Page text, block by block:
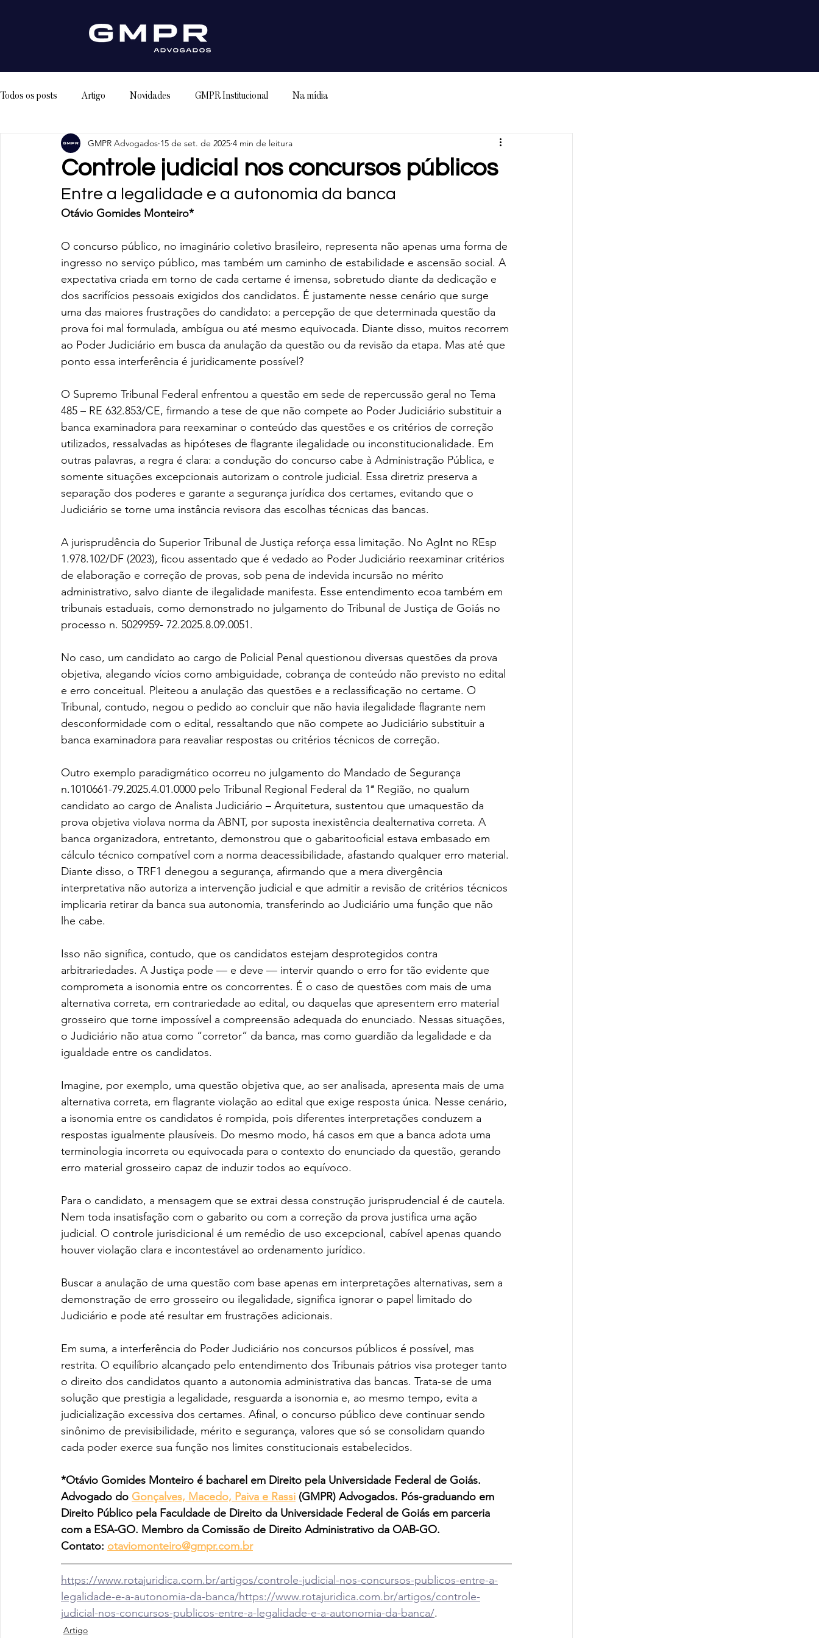
Todos os posts Artigo Novidades GMPR Institucional Na mídia
Controle judicial nos concursos públicos
GMPR Advogados 15 de set. de 2025 4 min de leitura
Entre a legalidade e a autonomia da banca
Otávio Gomides Monteiro*
O concurso público, no imaginário coletivo brasileiro, representa não apenas uma forma de
ingresso no serviço público, mas também um caminho de estabilidade e ascensão social. A
expectativa criada em torno de cada certame é imensa, sobretudo diante da dedicação e
dos sacrifícios pessoais exigidos dos candidatos. É justamente nesse cenário que surge
uma das maiores frustrações do candidato: a percepção de que determinada questão da
prova foi mal formulada, ambígua ou até mesmo equivocada. Diante disso, muitos recorrem
ao Poder Judiciário em busca da anulação da questão ou da revisão da etapa. Mas até que
ponto essa interferência é juridicamente possível?
O Supremo Tribunal Federal enfrentou a questão em sede de repercussão geral no Tema
485 – RE 632.853/CE, firmando a tese de que não compete ao Poder Judiciário substituir a
banca examinadora para reexaminar o conteúdo das questões e os critérios de correção
utilizados, ressalvadas as hipóteses de flagrante ilegalidade ou inconstitucionalidade. Em
outras palavras, a regra é clara: a condução do concurso cabe à Administração Pública, e
somente situações excepcionais autorizam o controle judicial. Essa diretriz preserva a
separação dos poderes e garante a segurança jurídica dos certames, evitando que o
Judiciário se torne uma instância revisora das escolhas técnicas das bancas.
A jurisprudência do Superior Tribunal de Justiça reforça essa limitação. No AgInt no REsp
1.978.102/DF (2023), ficou assentado que é vedado ao Poder Judiciário reexaminar critérios
de elaboração e correção de provas, sob pena de indevida incursão no mérito
administrativo, salvo diante de ilegalidade manifesta. Esse entendimento ecoa também em
tribunais estaduais, como demonstrado no julgamento do Tribunal de Justiça de Goiás no
processo n. 5029959- 72.2025.8.09.0051.
No caso, um candidato ao cargo de Policial Penal questionou diversas questões da prova
objetiva, alegando vícios como ambiguidade, cobrança de conteúdo não previsto no edital
e erro conceitual. Pleiteou a anulação das questões e a reclassificação no certame. O
Tribunal, contudo, negou o pedido ao concluir que não havia ilegalidade flagrante nem
desconformidade com o edital, ressaltando que não compete ao Judiciário substituir a
banca examinadora para reavaliar respostas ou critérios técnicos de correção.
Outro exemplo paradigmático ocorreu no julgamento do Mandado de Segurança
n.1010661-79.2025.4.01.0000 pelo Tribunal Regional Federal da 1ª Região, no qualum
candidato ao cargo de Analista Judiciário – Arquitetura, sustentou que umaquestão da
prova objetiva violava norma da ABNT, por suposta inexistência dealternativa correta. A
banca organizadora, entretanto, demonstrou que o gabaritooficial estava embasado em
cálculo técnico compatível com a norma deacessibilidade, afastando qualquer erro material.
Diante disso, o TRF1 denegou a segurança, afirmando que a mera divergência
interpretativa não autoriza a intervenção judicial e que admitir a revisão de critérios técnicos
implicaria retirar da banca sua autonomia, transferindo ao Judiciário uma função que não
lhe cabe.
Isso não significa, contudo, que os candidatos estejam desprotegidos contra
arbitrariedades. A Justiça pode — e deve — intervir quando o erro for tão evidente que
comprometa a isonomia entre os concorrentes. É o caso de questões com mais de uma
alternativa correta, em contrariedade ao edital, ou daquelas que apresentem erro material
grosseiro que torne impossível a compreensão adequada do enunciado. Nessas situações,
o Judiciário não atua como “corretor” da banca, mas como guardião da legalidade e da
igualdade entre os candidatos.
Imagine, por exemplo, uma questão objetiva que, ao ser analisada, apresenta mais de uma
alternativa correta, em flagrante violação ao edital que exige resposta única. Nesse cenário,
a isonomia entre os candidatos é rompida, pois diferentes interpretações conduzem a
respostas igualmente plausíveis. Do mesmo modo, há casos em que a banca adota uma
terminologia incorreta ou equivocada para o contexto do enunciado da questão, gerando
erro material grosseiro capaz de induzir todos ao equívoco.
Para o candidato, a mensagem que se extrai dessa construção jurisprudencial é de cautela.
Nem toda insatisfação com o gabarito ou com a correção da prova justifica uma ação
judicial. O controle jurisdicional é um remédio de uso excepcional, cabível apenas quando
houver violação clara e incontestável ao ordenamento jurídico.
Buscar a anulação de uma questão com base apenas em interpretações alternativas, sem a
demonstração de erro grosseiro ou ilegalidade, significa ignorar o papel limitado do
Judiciário e pode até resultar em frustrações adicionais.
Em suma, a interferência do Poder Judiciário nos concursos públicos é possível, mas
restrita. O equilíbrio alcançado pelo entendimento dos Tribunais pátrios visa proteger tanto
o direito dos candidatos quanto a autonomia administrativa das bancas. Trata-se de uma
solução que prestigia a legalidade, resguarda a isonomia e, ao mesmo tempo, evita a
judicialização excessiva dos certames. Afinal, o concurso público deve continuar sendo
sinônimo de previsibilidade, mérito e segurança, valores que só se consolidam quando
cada poder exerce sua função nos limites constitucionais estabelecidos.
*Otávio Gomides Monteiro é bacharel em Direito pela Universidade Federal de Goiás.
Advogado do Gonçalves, Macedo, Paiva e Rassi (GMPR) Advogados. Pós-graduando em
Direito Público pela Faculdade de Direito da Universidade Federal de Goiás em parceria
com a ESA-GO. Membro da Comissão de Direito Administrativo da OAB-GO.
Contato: otaviomonteiro@gmpr.com.br
https://www.rotajuridica.com.br/artigos/controle-judicial-nos-concursos-publicos-entre-a-
legalidade-e-a-autonomia-da-banca/https://www.rotajuridica.com.br/artigos/controle-
judicial-nos-concursos-publicos-entre-a-legalidade-e-a-autonomia-da-banca/.
Artigo